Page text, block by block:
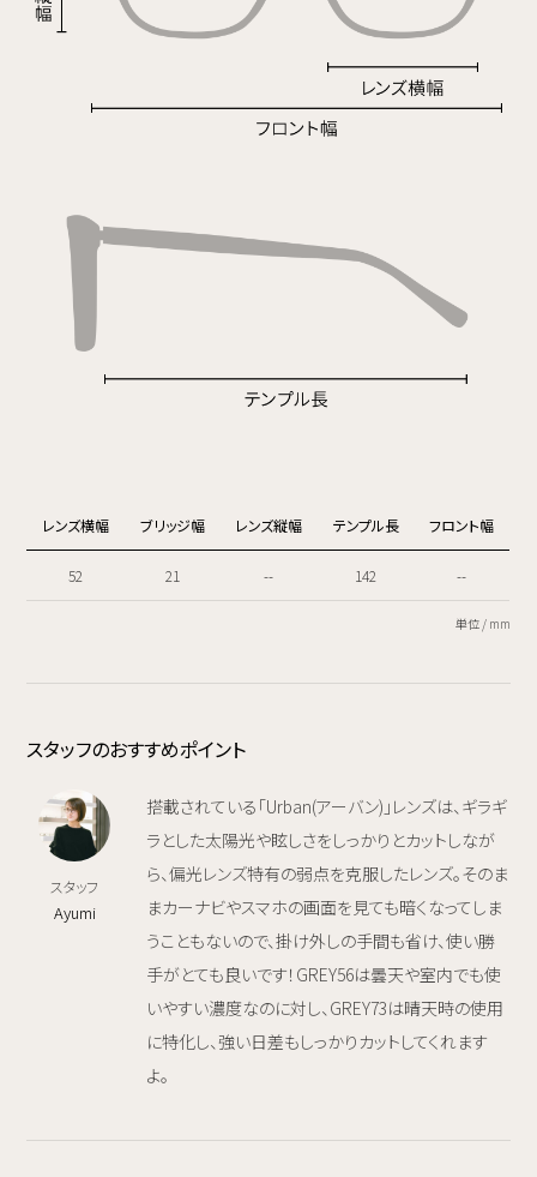
レンズ横幅 ブリッジ幅 レンズ縦幅 テンプル長 フロント幅
52 21 -- 142 --
単位 / mm
スタッフのおすすめポイント
スタッフ
Ayumi
搭載されている「Urban(アーバン)」レンズは、ギラギ
ラとした太陽光や眩しさをしっかりとカットしなが
ら、偏光レンズ特有の弱点を克服したレンズ。そのま
まカーナビやスマホの画面を見ても暗くなってしま
うこともないので、掛け外しの手間も省け、使い勝
手がとても良いです！GREY56は曇天や室内でも使
いやすい濃度なのに対し、GREY73は晴天時の使用
に特化し、強い日差もしっかりカットしてくれます
よ。